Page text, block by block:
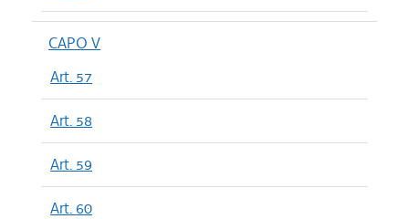
CAPO V
Art. 57
Art. 58
Art. 59
Art. 60